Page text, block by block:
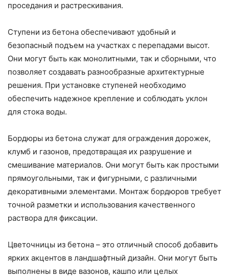
проседания и растрескивания.
Ступени из бетона обеспечивают удобный и
безопасный подъем на участках с перепадами высот.
Они могут быть как монолитными, так и сборными, что
позволяет создавать разнообразные архитектурные
решения. При установке ступеней необходимо
обеспечить надежное крепление и соблюдать уклон
для стока воды.
Бордюры из бетона служат для ограждения дорожек,
клумб и газонов, предотвращая их разрушение и
смешивание материалов. Они могут быть как простыми
прямоугольными, так и фигурными, с различными
декоративными элементами. Монтаж бордюров требует
точной разметки и использования качественного
раствора для фиксации.
Цветочницы из бетона – это отличный способ добавить
ярких акцентов в ландшафтный дизайн. Они могут быть
выполнены в виде вазонов, кашпо или целых